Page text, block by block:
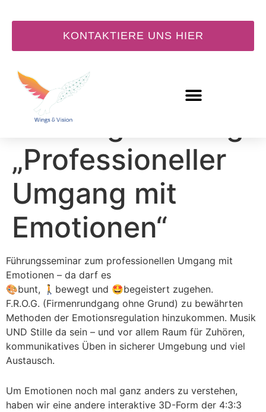
KONTAKTIERE UNS HIER
Führungstraining
„Professioneller
Umgang mit
Emotionen“
Führungsseminar zum professionellen Umgang mit
Emotionen – da darf es
🎨bunt, 🚶bewegt und 🤩begeistert zugehen.
F.R.O.G. (Firmenrundgang ohne Grund) zu bewährten
Methoden der Emotionsregulation hinzukommen. Musik
UND Stille da sein – und vor allem Raum für Zuhören,
kommunikatives Üben in sicherer Umgebung und viel
Austausch.
Um Emotionen noch mal ganz anders zu verstehen,
haben wir eine andere interaktive 3D-Form der 4:3:3